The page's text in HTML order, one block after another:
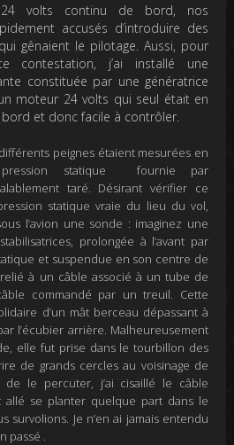
volts continu de bord, nos
accusés d’introduire des
gênaient le pilotage. Aussi, pour
contestation, j’ai installé une
constituée par une génératrice
moteur 24 volts qui seul était en
et donc facile à contrôler.
peignes étaient mesurées en
statique fournie par
taré. Désirant vérifier ce
statique vraie du lieu du vol,
l’avion une sonde : imaginez une
prolongée à l’avant par
et suspendue en son centre de
à un câble associé à un tube de
commandé par un treuil. Cette
d’un mât berceau dépassant à
l’écubier arrière. Malheureusement
elle fut prise dans le tourbillon des
de grands cercles au voisinage de
de le percuter, j’ai cisaillé le câble
se planter quelque part dans le
survolions. Je n’en ai jamais entendu
passé .